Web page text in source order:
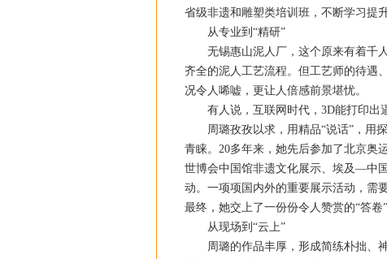
省级非遗和雕塑类培训班，不断学习提升
从专业到“精研”
无锡惠山泥人厂，这个原来有着千人
齐全的泥人工艺流程。但工艺师的待遇
况令人唏嘘，更让人倍感前景堪忧。
有人说，互联网时代，3D能打印出逼
周璐孜孜以求，用精品“说话”，用探
青睐。20多年来，她先后参加了北京奥
世博会中国馆非遗文化展示、埃及—中
动。一项项国内外的重要展示活动，需
最终，她交上了一份份令人赞赏的“答卷”
从现场到“云上”
周璐的作品丰厚，形成简练朴拙、神